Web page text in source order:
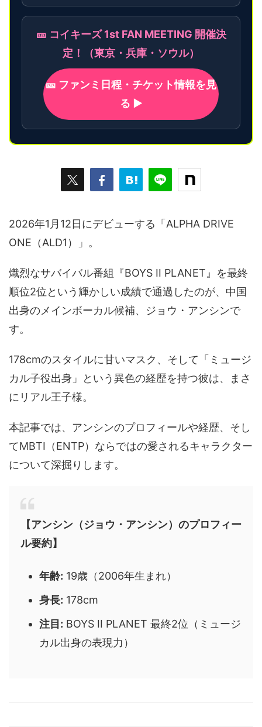
🎫 コイキーズ 1st FAN MEETING 開催決
定！（東京・兵庫・ソウル）
🎫 ファンミ日程・チケット情報を見
る ▶
2026年1月12日にデビューする「ALPHA DRIVE
ONE（ALD1）」。
熾烈なサバイバル番組『BOYS II PLANET』を最終
順位2位という輝かしい成績で通過したのが、中国
出身のメインボーカル候補、ジョウ・アンシンで
す。
178cmのスタイルに甘いマスク、そして「ミュージ
カル子役出身」という異色の経歴を持つ彼は、まさ
にリアル王子様。
本記事では、アンシンのプロフィールや経歴、そし
てMBTI（ENTP）ならではの愛されるキャラクター
について深掘りします。
【アンシン（ジョウ・アンシン）のプロフィー
ル要約】
年齢: 19歳（2006年生まれ）
身長: 178cm
注目: BOYS II PLANET 最終2位（ミュージ
カル出身の表現力）